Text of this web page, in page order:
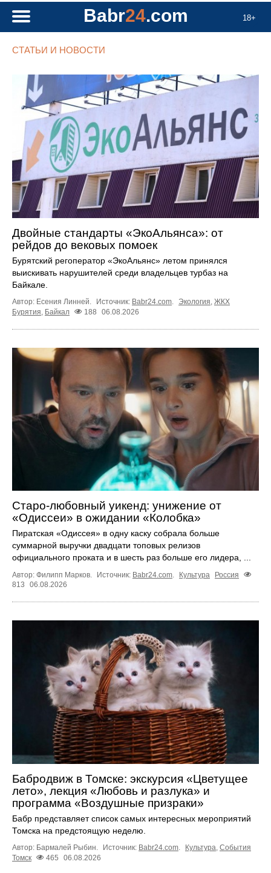
18+
Babr24.com
СТАТЬИ И НОВОСТИ
Двойные стандарты «ЭкоАльянса»: от
рейдов до вековых помоек
Бурятский регоператор «ЭкоАльянс» летом принялся
выискивать нарушителей среди владельцев турбаз на
Байкале.
Автор: Есения Линней. Источник: Babr24.com Экология ЖКХ
Бурятия Байкал 188 06.08.2026
Старо-любовный уикенд: унижение от
«Одиссеи» в ожидании «Колобка»
Пиратская «Одиссея» в одну каску собрала больше
суммарной выручки двадцати топовых релизов
официального проката и в шесть раз больше его лидера, ...
Автор: Филипп Марков. Источник: Babr24.com. Культура
Россия
813
06.08.2026
Бабродвиж в Томске: экскурсия «Цветущее
лето», лекция «Любовь и разлука» и
программа «Воздушные призраки»
Бабр представляет список самых интересных мероприятий
Томска на предстоящую неделю.
Автор: Бармалей Рыбин. Источник: Babr24.com. Культура, События
Томск
465 06.08.2026